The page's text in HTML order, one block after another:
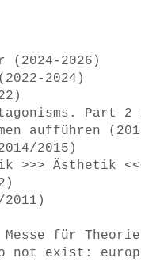
(2024-2026)
2024)
Part 2
aufführen
2015)
>>> Ästhetik
für Theorie
not exist: